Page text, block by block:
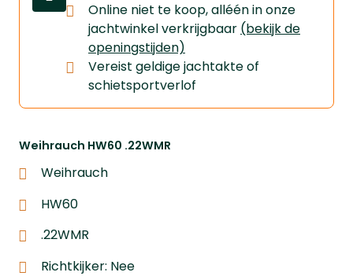
Weihrauch HW60 .22WMR
Weihrauch
HW60
.22WMR
Richtkijker: Nee
Online niet te koop, alléén in onze
jachtwinkel verkrijgbaar (bekijk de
openingstijden)
Vereist geldige jachtakte of
schietsportverlof